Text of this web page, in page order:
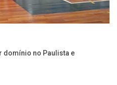
domínio no Paulista e